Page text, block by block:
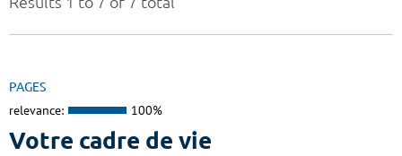
PAGES
relevance: 100%
Votre cadre de vie